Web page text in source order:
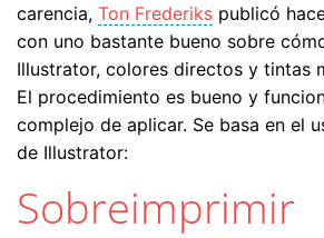
carencia, Ton Frederiks publicó
con uno bastante bueno sobre
Illustrator, colores directos y tintas
El procedimiento es bueno y
complejo de aplicar. Se basa en el
de Illustrator:
Sobreimprimir